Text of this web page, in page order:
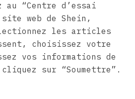
au “Centre d’essai
web de Shein,
les articles
choisissez votre
vos informations de
sur “Soumettre”.